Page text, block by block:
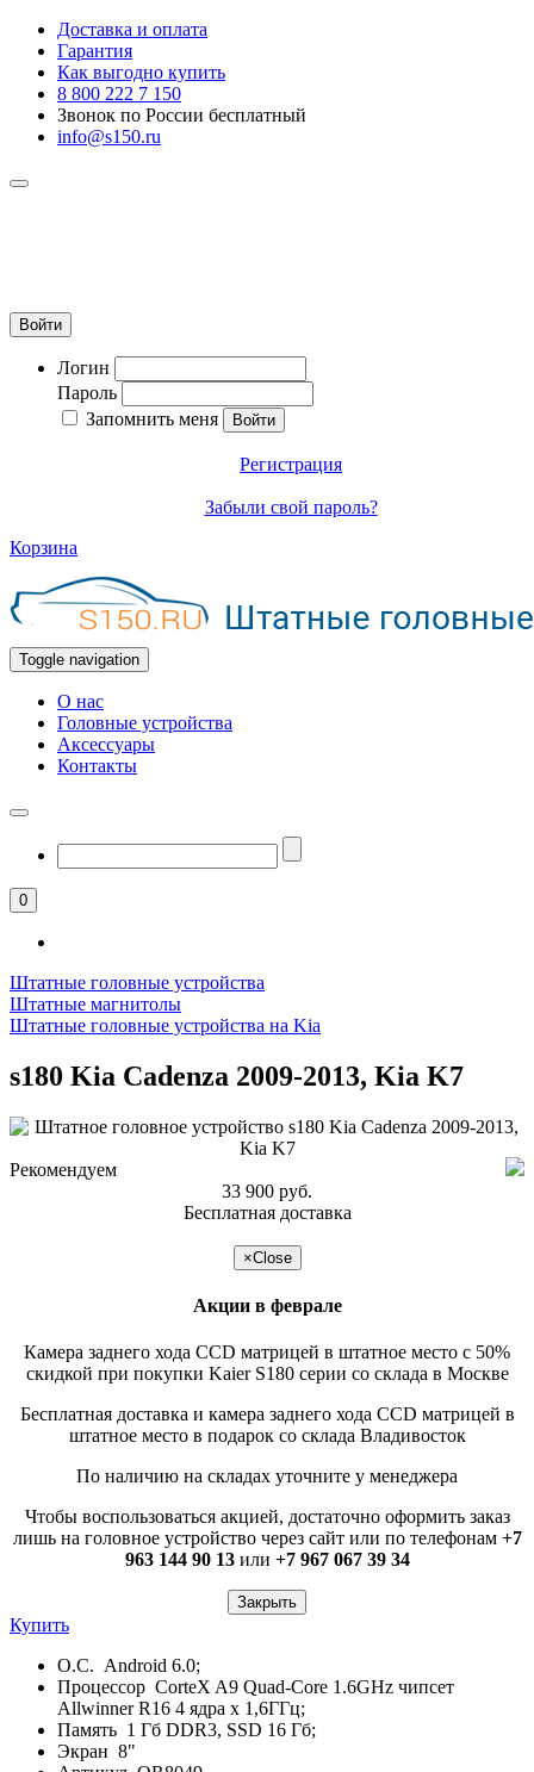
Доставка и оплата
Гарантия
Как выгодно купить
8 800 222 7 150
Звонок по России бесплатный
info@s150.ru
Войти
Логин
Пароль
Запомнить меня
Регистрация
Забыли свой пароль?
Корзина
Toggle navigation
О нас
Головные устройства
Аксессуары
Контакты
0
Штатные головные устройства
Штатные магнитолы
Штатные головные устройства на Kia
s180 Kia Cadenza 2009-2013, Kia K7
Рекомендуем
33 900 руб.
Бесплатная доставка
×Close
Акции в феврале
Камера заднего хода CCD матрицей в штатное место с 50%
скидкой при покупки Kaier S180 серии со склада в Москве
Бесплатная доставка и камера заднего хода CCD матрицей в
штатное место в подарок со склада Владивосток
По наличию на складах уточните у менеджера
Чтобы воспользоваться акцией, достаточно оформить заказ
лишь на головное устройство через сайт или по телефонам +7
963 144 90 13или +7 967 067 39 34
Закрыть
Купить
О.С. Android 6.0;
Процессор CorteX A9 Quad-Core 1.6GHz чипсет
Allwinner R16 4 ядра х 1,6ГГц;
Память 1 Гб DDR3, SSD 16 Гб;
Экран 8"